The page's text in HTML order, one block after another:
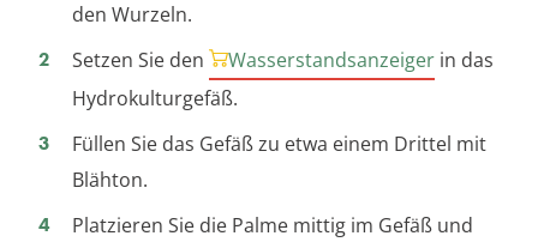
den Wurzeln.
Setzen Sie den
Wasserstandsanzeiger in das
Hydrokulturgefäß.
Füllen Sie das Gefäß zu etwa einem Drittel mit
Blähton.
Platzieren Sie die Palme mittig im Gefäß und